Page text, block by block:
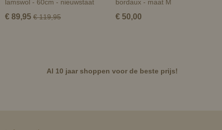
lamswol - 60cm - nieuwstaat
€ 89,95 € 119,95
bordaux - maat M
€ 50,00
Al 10 jaar shoppen voor de beste prijs!